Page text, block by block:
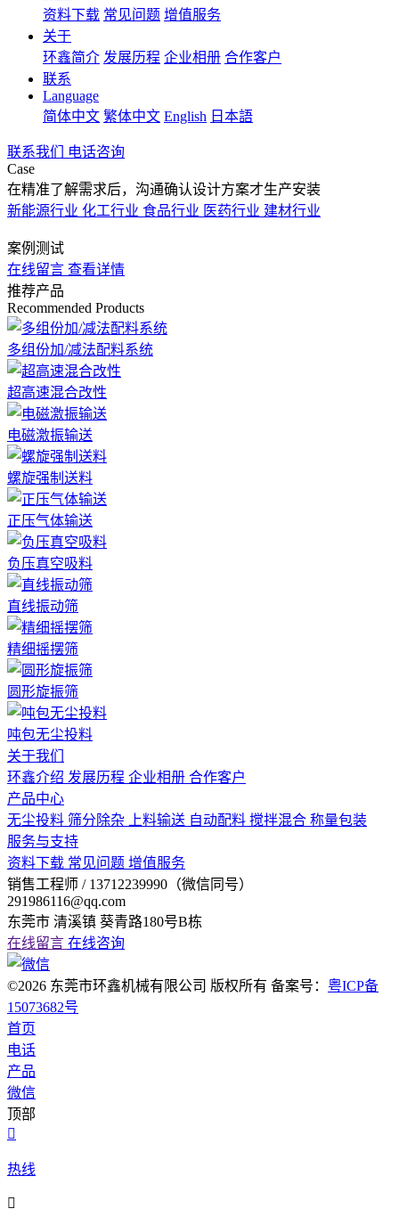
资料下载 常见问题 增值服务
关于
环鑫简介 发展历程 企业相册 合作客户
联系
Language
简体中文 繁体中文 English 日本語
联系我们
电话咨询
Case
在精准了解需求后，沟通确认设计方案才生产安装
新能源行业 化工行业 食品行业 医药行业 建材行业
案例测试
在线留言 查看详情
推荐产品
Recommended Products
多组份加/减法配料系统
超高速混合改性
电磁激振输送
螺旋强制送料
正压气体输送
负压真空吸料
直线振动筛
精细摇摆筛
圆形旋振筛
吨包无尘投料
关于我们
环鑫介绍 发展历程 企业相册 合作客户
产品中心
无尘投料 筛分除杂 上料输送 自动配料 搅拌混合 称量包装
服务与支持
资料下载 常见问题 增值服务
销售工程师 / 13712239990（微信同号）
291986116@qq.com
东莞市 清溪镇 葵青路180号B栋
在线留言 在线咨询
©2026 东莞市环鑫机械有限公司 版权所有 备案号： 粤ICP备
15073682号
首页
电话
产品
微信
顶部

热线
